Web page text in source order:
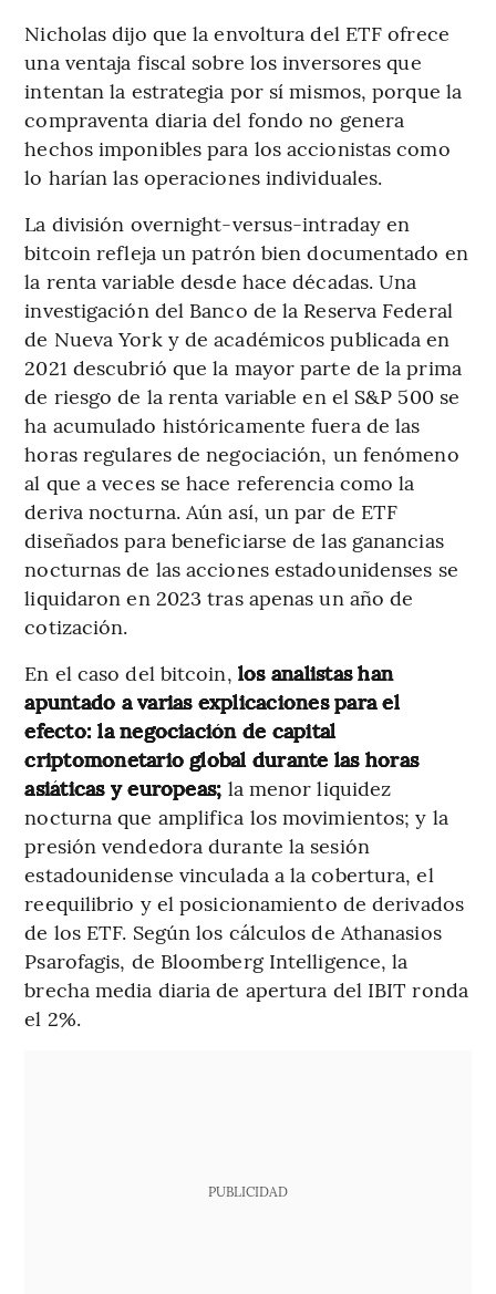
Nicholas dijo que la envoltura del ETF ofrece
una ventaja fiscal sobre los inversores que
intentan la estrategia por sí mismos, porque la
compraventa diaria del fondo no genera
hechos imponibles para los accionistas como
lo harían las operaciones individuales.
La división overnight-versus-intraday en
bitcoin refleja un patrón bien documentado en
la renta variable desde hace décadas. Una
investigación del Banco de la Reserva Federal
de Nueva York y de académicos publicada en
2021 descubrió que la mayor parte de la prima
de riesgo de la renta variable en el S&P 500 se
ha acumulado históricamente fuera de las
horas regulares de negociación, un fenómeno
al que a veces se hace referencia como la
deriva nocturna. Aún así, un par de ETF
diseñados para beneficiarse de las ganancias
nocturnas de las acciones estadounidenses se
liquidaron en 2023 tras apenas un año de
cotización.
En el caso del bitcoin, los analistas han
apuntado a varias explicaciones para el
efecto: la negociación de capital
criptomonetario global durante las horas
asiáticas y europeas; la menor liquidez
nocturna que amplifica los movimientos; y la
presión vendedora durante la sesión
estadounidense vinculada a la cobertura, el
reequilibrio y el posicionamiento de derivados
de los ETF. Según los cálculos de Athanasios
Psarofagis, de Bloomberg Intelligence, la
brecha media diaria de apertura del IBIT ronda
el 2%.
PUBLICIDAD